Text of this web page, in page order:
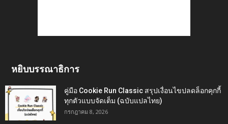
หยิบบรรณาธิการ
คู่มือ Cookie Run Classic สรุปเงื่อนไขปลดล็อกคุกกี้
ทุกตัวแบบจัดเต็ม (ฉบับแปลไทย)
กรกฎาคม 8, 2026